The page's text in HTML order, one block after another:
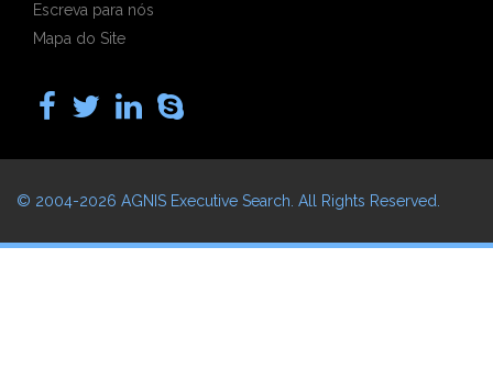
Escreva para nós
Mapa do Site
© 2004-2026 AGNIS Executive Search . All Rights Reserved.